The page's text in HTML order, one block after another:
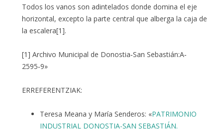
Todos los vanos son adintelados donde domina el eje
horizontal, excepto la parte central que alberga la caja de
la escalera[1].
[1] Archivo Municipal de Donostia‑San Sebastián:A‑
2595‑9»
ERREFERENTZIAK:
Teresa Meana y María Senderos: «PATRIMONIO
INDUSTRIAL DONOSTIA-SAN SEBASTIÁN.